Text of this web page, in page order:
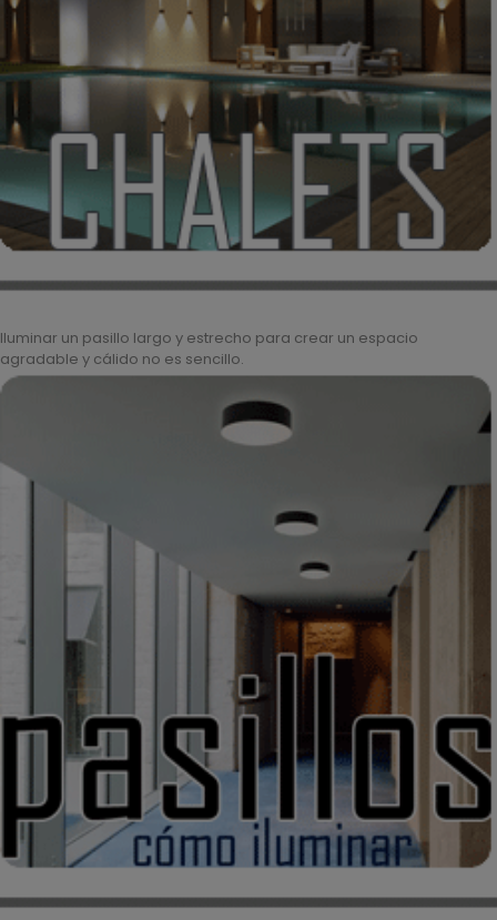
Iluminar un pasillo largo y estrecho para crear un espacio
agradable y cálido no es sencillo.